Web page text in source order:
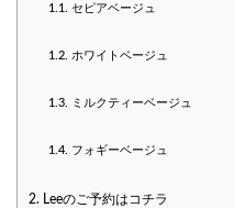
1.1. セピアベージュ
1.2. ホワイトベージュ
1.3. ミルクティーベージュ
1.4. フォギーベージュ
2. Leeのご予約はコチラ